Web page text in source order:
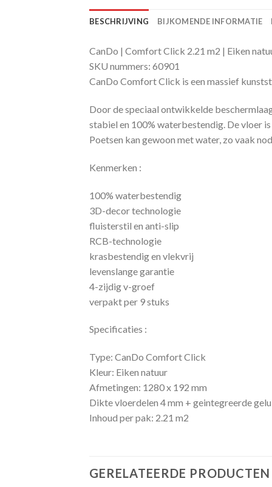
BESCHRIJVING BIJKOMENDE INFORMATIE
CanDo | Comfort Click 2.21 m2 | Eiken
SKU nummers: 60901
CanDo Comfort Click is een massief
Door de speciaal ontwikkelde
stabiel en 100% waterbestendig. De vloer
Poetsen kan gewoon met water, zo vaak
Kenmerken :
100% waterbestendig
3D-decor technologie
fluisterstil en anti-slip
RCB-technologie
krasbestendig en vlekvrij
levenslange garantie
4-zijdig v-groef
verpakt per 9 stuks
Specificaties :
Type: CanDo Comfort Click
Kleur: Eiken natuur
Afmetingen: 1280 x 192 mm
Dikte vloerdelen 4 mm + geintegreerde
Inhoud per pak: 2.21 m2
GERELATEERDE PRODUCTEN